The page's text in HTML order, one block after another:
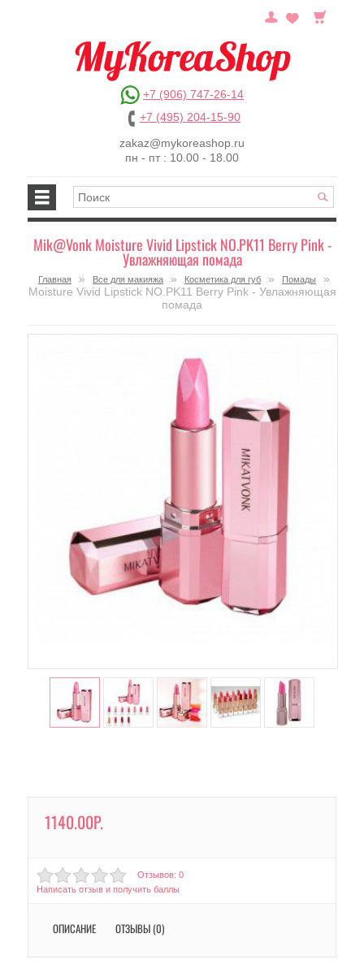
+7 (906) 747-26-14
+7 (495) 204-15-90
zakaz@mykoreashop.ru
пн - пт : 10.00 - 18.00
Mik@Vonk Moisture Vivid Lipstick NO.PK11 Berry Pink -
Увлажняющая помада
Главная » Все для макияжа » Косметика для губ » Помады
»
Moisture Vivid Lipstick NO.PK11 Berry Pink - Увлажняющая
помада
1140.00Р.
Отзывов: 0
Написать отзыв и получить баллы
ОПИСАНИЕ ОТЗЫВЫ (0)